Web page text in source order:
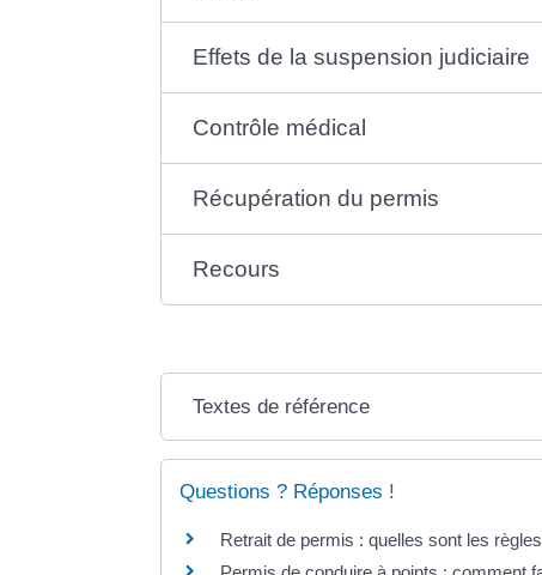
Effets de la suspension judiciaire
Contrôle médical
Récupération du permis
Recours
Textes de référence
Questions ? Réponses !
Retrait de permis : quelles sont les